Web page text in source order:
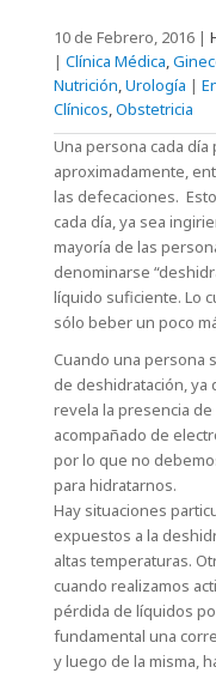
10 de Febrero, 2016 |
| Clínica Médica,
Nutrición,Urología |
Clínicos,Obstetricia
Una persona cada
aproximadamente,
las defecaciones.
cada día, ya sea
mayoría de las
denominarse
líquido suficiente. Lo
sólo beber un poco
Cuando una persona
de deshidratación, ya
revela la presencia
acompañado de
por lo que no
para hidratarnos.
Hay situaciones
expuestos a la
altas temperaturas.
cuando realizamos
pérdida de líquidos
fundamental una
y luego de la misma,